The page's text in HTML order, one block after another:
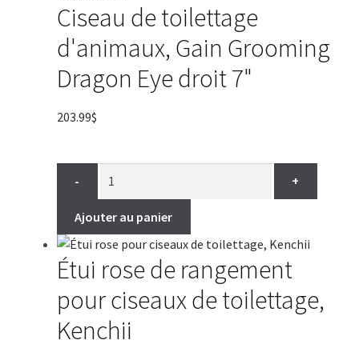
Ciseau de toilettage
d'animaux, Gain Grooming
Dragon Eye droit 7"
203.99$
- +
Ajouter au panier
Étui rose de rangement
pour ciseaux de toilettage,
Kenchii